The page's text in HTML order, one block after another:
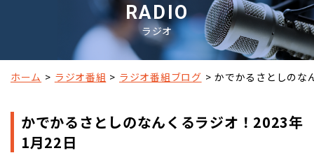
RADIO
ラジオ
ホーム ラジオ番組 ラジオ番組ブログ かでかるさとしのな
かでかるさとしのなんくるラジオ！2023年
1月22日